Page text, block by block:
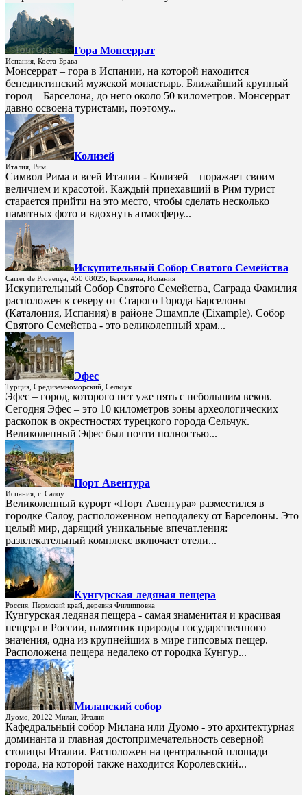
Гора Монсеррат
Испания, Коста-Брава
Монсеррат – гора в Испании, на которой находится
бенедиктинский мужской монастырь. Ближайший крупный
город – Барселона, до него около 50 километров. Монсеррат
давно освоена туристами, поэтому...
Колизей
Италия, Рим
Символ Рима и всей Италии - Колизей – поражает своим
величием и красотой. Каждый приехавший в Рим турист
старается прийти на это место, чтобы сделать несколько
памятных фото и вдохнуть атмосферу...
Искупительный Собор Святого Семейства
Carrer de Provença, 450 08025, Барселона, Испания
Искупительный Собор Святого Семейства, Саграда Фамилия
расположен к северу от Старого Города Барселоны
(Каталония, Испания) в районе Эшампле (Eixample). Собор
Святого Семейства - это великолепный храм...
Эфес
Турция, Средиземноморский, Сельчук
Эфес – город, которого нет уже пять с небольшим веков.
Сегодня Эфес – это 10 километров зоны археологических
раскопок в окрестностях турецкого города Сельчук.
Великолепный Эфес был почти полностью...
Порт Авентура
Испания, г. Салоу
Великолепный курорт «Порт Авентура» разместился в
городке Салоу, расположенном неподалеку от Барселоны. Это
целый мир, дарящий уникальные впечатления:
развлекательный комплекс включает отели...
Кунгурская ледяная пещера
Россия, Пермский край, деревня Филипповка
Кунгурская ледяная пещера - самая знаменитая и красивая
пещера в России, памятник природы государственного
значения, одна из крупнейших в мире гипсовых пещер.
Расположена пещера недалеко от городка Кунгур...
Миланский собор
Дуомо, 20122 Милан, Италия
Кафедральный собор Милана или Дуомо - это архитектурная
доминанта и главная достопримечательность северной
столицы Италии. Расположен на центральной площади
города, на которой также находится Королевский...